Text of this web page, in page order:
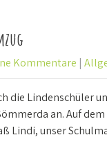
Kommentare |
die Lindenschüler
an. Auf
Lindi, unser